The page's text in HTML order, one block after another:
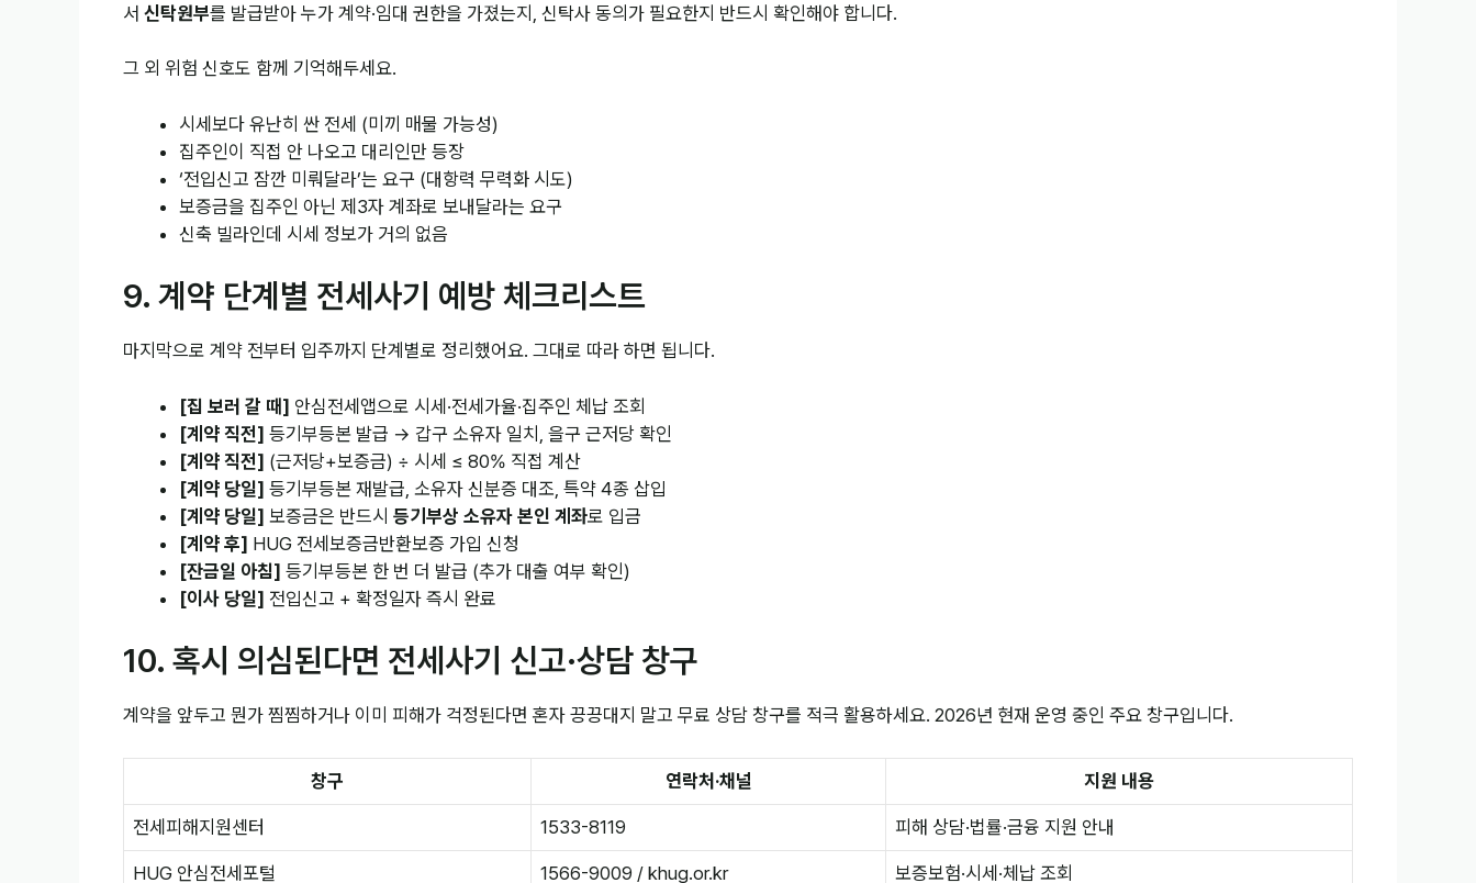
서 신탁원부를 발급받아 누가 계약·임대 권한을 가졌는지, 신탁사 동의가 필요한지 반드시 확인해야 합니다.
그 외 위험 신호도 함께 기억해두세요.
시세보다 유난히 싼 전세 (미끼 매물 가능성)
집주인이 직접 안 나오고 대리인만 등장
‘전입신고 잠깐 미뤄달라’는 요구 (대항력 무력화 시도)
보증금을 집주인 아닌 제3자 계좌로 보내달라는 요구
신축 빌라인데 시세 정보가 거의 없음
9. 계약 단계별 전세사기 예방 체크리스트
마지막으로 계약 전부터 입주까지 단계별로 정리했어요. 그대로 따라 하면 됩니다.
[집 보러 갈 때] 안심전세앱으로 시세·전세가율·집주인 체납 조회
[계약 직전] 등기부등본 발급 → 갑구 소유자 일치, 을구 근저당 확인
[계약 직전] (근저당+보증금) ÷ 시세 ≤ 80% 직접 계산
[계약 당일] 등기부등본 재발급, 소유자 신분증 대조, 특약 4종 삽입
[계약 당일] 보증금은 반드시 등기부상 소유자 본인 계좌로 입금
[계약 후] HUG 전세보증금반환보증 가입 신청
[잔금일 아침] 등기부등본 한 번 더 발급 (추가 대출 여부 확인)
[이사 당일] 전입신고 + 확정일자 즉시 완료
10. 혹시 의심된다면 전세사기 신고·상담 창구
계약을 앞두고 뭔가 찜찜하거나 이미 피해가 걱정된다면 혼자 끙끙대지 말고 무료 상담 창구를 적극 활용하세요. 2026년 현재 운영 중인 주요 창구입니다.
창구 연락처·채널 지원 내용
전세피해지원센터 1533-8119 피해 상담·법률·금융 지원 안내
HUG 안심전세포털 1566-9009 / khug.or.kr 보증보험·시세·체납 조회